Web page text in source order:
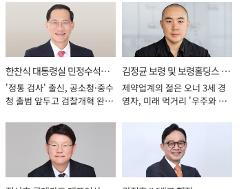
한찬식 대통령실 민정수석비
서관
'정통 검사' 출신, 공소청·중수
청 출범 앞두고 검찰개혁 완수
김정균 보령 및 보령홀딩스 대
표이사 사장
제약업계의 젊은 오너 3세 경
영자, 미래 먹거리 '우주와 헬